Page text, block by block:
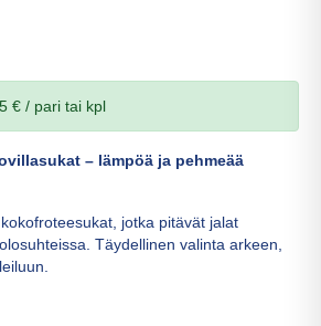
€ / pari tai kpl
– lämpöä ja pehmeää
jotka pitävät jalat
Täydellinen valinta arkeen,